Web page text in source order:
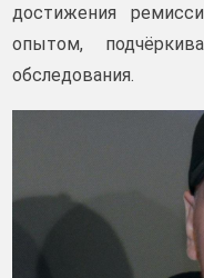
достижения
опытом,
обследования.